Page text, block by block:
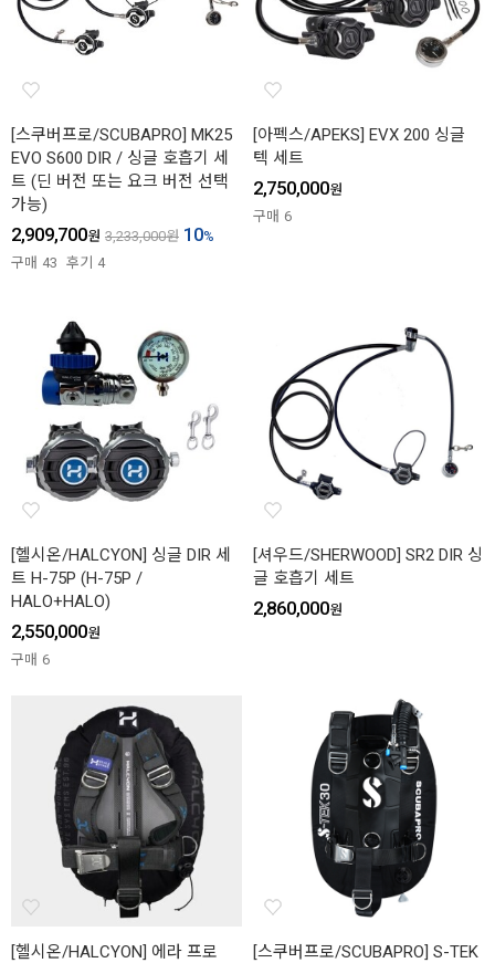
[스쿠버프로/SCUBAPRO] MK25
EVO S600 DIR / 싱글 호흡기 세
트 (딘 버전 또는 요크 버전 선택
가능)
2,909,700원 3,233,000원 10%
구매 43 후기 4
[아펙스/APEKS] EVX 200 싱글
텍 세트
2,750,000원
구매 6
[헬시온/HALCYON] 싱글 DIR 세
트 H-75P (H-75P /
HALO+HALO)
2,550,000원
구매 6
[셔우드/SHERWOOD] SR2 DIR 싱
글 호흡기 세트
2,860,000원
[헬시온/HALCYON] 에라 프로
[스쿠버프로/SCUBAPRO] S-TEK